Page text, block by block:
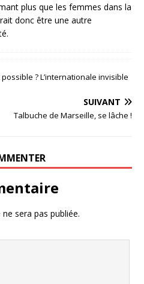
plus que les femmes dans la
donc être une autre
? L’internationale invisible
SUIVANT
Talbuche de Marseille, se lâche !
sera pas publiée.